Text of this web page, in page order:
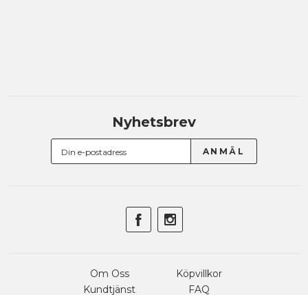
Nyhetsbrev
Om Oss
Kundtjänst
Köpvillkor
FAQ